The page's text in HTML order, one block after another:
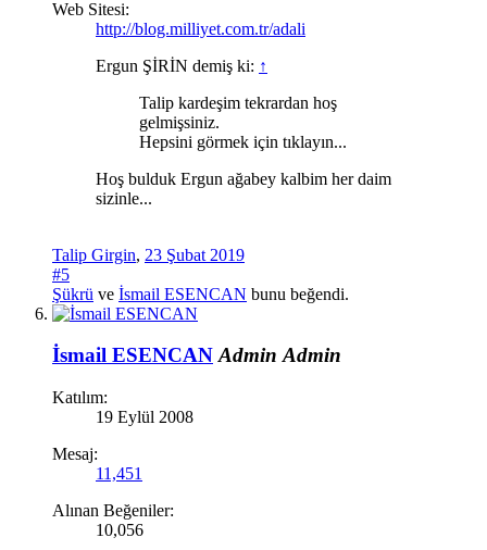
Web Sitesi:
http://blog.milliyet.com.tr/adali
Ergun ŞİRİN demiş ki: ↑
Talip kardeşim tekrardan hoş
gelmişsiniz.
Hepsini görmek için tıklayın...
Hoş bulduk Ergun ağabey kalbim her daim
sizinle...
Talip Girgin, 23 Şubat 2019
#5
Şükrü ve İsmail ESENCAN bunu beğendi.
İsmail ESENCAN Admin Admin
Katılım:
19 Eylül 2008
Mesaj:
11,451
Alınan Beğeniler:
10,056